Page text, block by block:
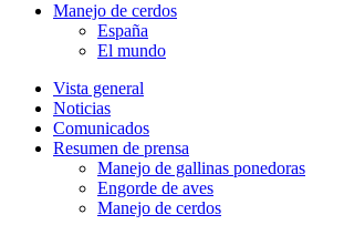
Manejo de cerdos
España
El mundo
Vista general
Noticias
Comunicados
Resumen de prensa
Manejo de gallinas ponedoras
Engorde de aves
Manejo de cerdos